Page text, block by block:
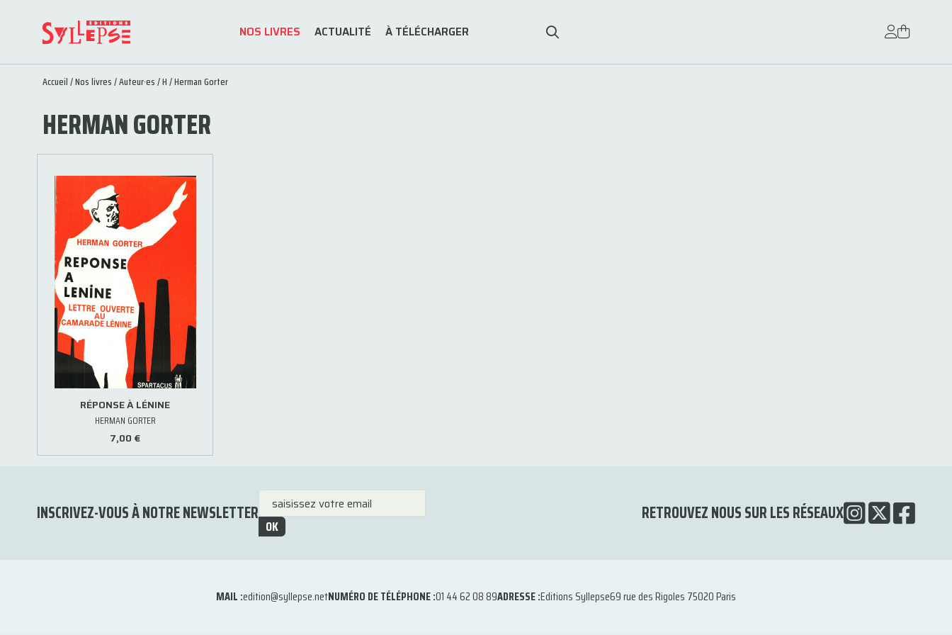
NOS LIVRES ACTUALITÉ À TÉLÉCHARGER
Accueil/Nos livres/Auteur·es/H/ Herman Gorter
HERMAN GORTER
RÉPONSE À LÉNINE
HERMAN GORTER
7,00 €
INSCRIVEZ-VOUS À NOTRE NEWSLETTER
OK
RETROUVEZ NOUS SUR LES RÉSEAUX
MAIL :edition@syllepse.netNUMÉRO DE TÉLÉPHONE :01 44 62 08 89ADRESSE :Editions Syllepse69 rue des Rigoles 75020 Paris